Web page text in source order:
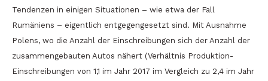
Tendenzen in einigen Situationen – wie etwa der Fall
Rumäniens – eigentlich entgegengesetzt sind. Mit Ausnahme
Polens, wo die Anzahl der Einschreibungen sich der Anzahl der
zusammengebauten Autos nähert (Verhältnis Produktion-
Einschreibungen von 1,1 im Jahr 2017 im Vergleich zu 2,4 im Jahr